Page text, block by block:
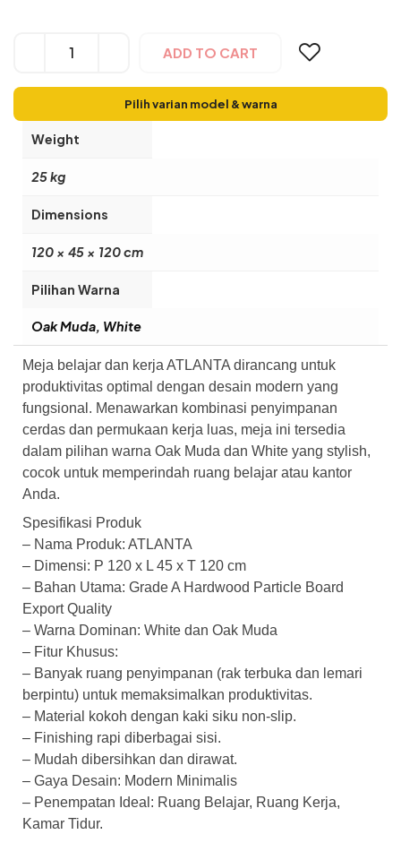
ADD TO CART
Alternative:
Pilih varian model & warna
Weight
25 kg
Dimensions
120 × 45 × 120 cm
Pilihan Warna
Oak Muda, White
Meja belajar dan kerja ATLANTA dirancang untuk
produktivitas optimal dengan desain modern yang
fungsional. Menawarkan kombinasi penyimpanan
cerdas dan permukaan kerja luas, meja ini tersedia
dalam pilihan warna Oak Muda dan White yang stylish,
cocok untuk memperindah ruang belajar atau kantor
Anda.
Spesifikasi Produk
– Nama Produk: ATLANTA
– Dimensi: P 120 x L 45 x T 120 cm
– Bahan Utama: Grade A Hardwood Particle Board
Export Quality
– Warna Dominan: White dan Oak Muda
– Fitur Khusus:
– Banyak ruang penyimpanan (rak terbuka dan lemari
berpintu) untuk memaksimalkan produktivitas.
– Material kokoh dengan kaki siku non-slip.
– Finishing rapi diberbagai sisi.
– Mudah dibersihkan dan dirawat.
– Gaya Desain: Modern Minimalis
– Penempatan Ideal: Ruang Belajar, Ruang Kerja,
Kamar Tidur.